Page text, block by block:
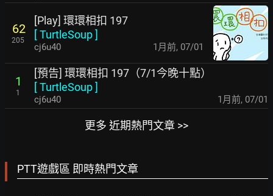
62
205
[Play] 環環相扣 197
[TurtleSoup]
cj6u40 1月前, 07/01
1
1
[預告] 環環相扣 197（7/1今晚十點）
[TurtleSoup]
cj6u40 1月前, 07/01
更多 近期熱門文章 >>
PTT遊戲區 即時熱門文章